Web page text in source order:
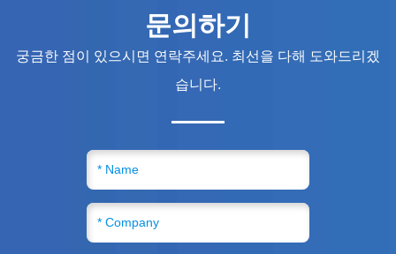
문의하기
궁금한 점이 있으시면 연락주세요. 최선을 다해 도와드리겠
습니다.